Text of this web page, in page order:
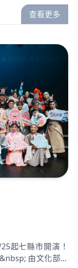
查看更多
起七縣市開演！
由文化部指